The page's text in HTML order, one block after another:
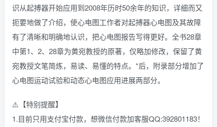
识从起搏器开始应用到2008年历时50余年的知识，详细而又
扼要地做了介绍，使心电图工作者对起搏器心电图及其故障
有了清晰和明确地认识，把心电图报告写得更好。全书28章
中第1、2、28章为黄宛教授的原著，仅略加修改，保留了黄
宛教授文笔简炼，易读、易懂的特点。*后，附录部分增加了
心电图运动试验和动态心电图应用进展两部分。
⚠️【特别提醒】
1.目前只用支付宝付款，想微信付款加客服QQ:392801183！